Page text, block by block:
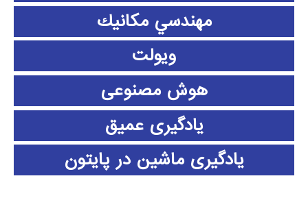
مهندسي مكانيك
ویولت
هوش مصنوعی
یادگیری عمیق
یادگیری ماشین در پایتون